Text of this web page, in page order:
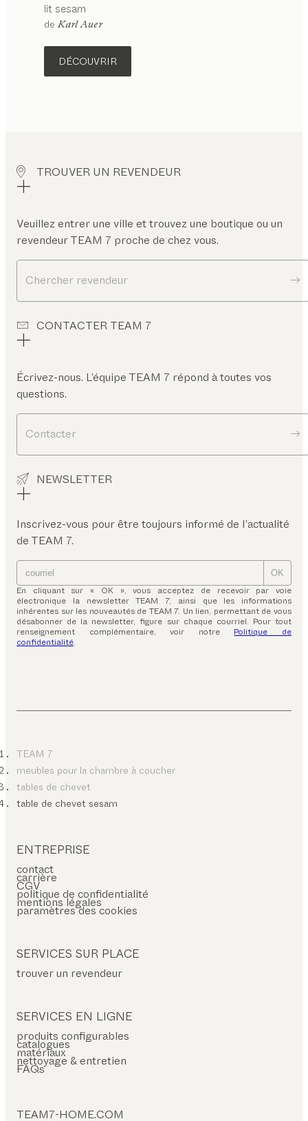
lit sesam
de Karl Auer
DÉCOUVRIR
TROUVER UN REVENDEUR
Veuillez entrer une ville et trouvez une boutique ou un
revendeur TEAM 7 proche de chez vous.
Chercher revendeur
CONTACTER TEAM 7
Écrivez-nous. L’équipe TEAM 7 répond à toutes vos
questions.
Contacter
NEWSLETTER
Inscrivez-vous pour être toujours informé de l’actualité
de TEAM 7.
OK
En cliquant sur « OK », vous acceptez de recevoir par voie
électronique la newsletter TEAM 7, ainsi que les informations
inhérentes sur les nouveautés de TEAM 7. Un lien, permettant de vous
désabonner de la newsletter, figure sur chaque courriel. Pour tout
renseignement complémentaire, voir notre Politique de
confidentialité.
TEAM 7
meubles pour la chambre à coucher
tables de chevet
table de chevet sesam
ENTREPRISE
contact
carrière
CGV
politique de confidentialité
mentions légales
paramètres des cookies
SERVICES SUR PLACE
trouver un revendeur
SERVICES EN LIGNE
produits configurables
catalogues
matériaux
nettoyage & entretien
FAQs
TEAM7-HOME.COM